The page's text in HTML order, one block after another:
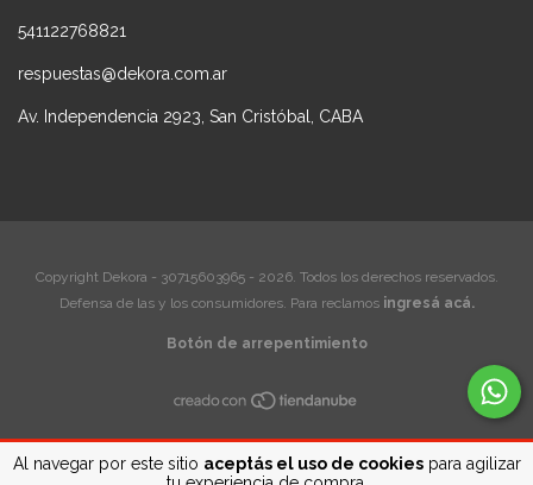
Al navegar por este sitio aceptás el uso de cookiespara agilizar
541122768821
respuestas@dekora.com.ar
Av. Independencia 2923, San Cristóbal, CABA
Copyright Dekora - 30715603965 - 2026. Todos los derechos reservados.
Defensa de las y los consumidores. Para reclamos ingresá acá.
Botón de arrepentimiento